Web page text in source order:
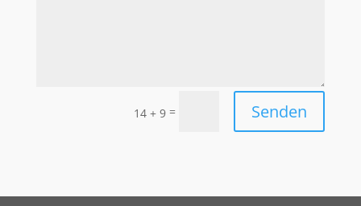
14 + 9 = Senden